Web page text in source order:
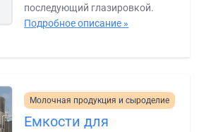
последующий глазировкой.
Подробное описание »
Молочная продукция и сыроделие
Емкости для